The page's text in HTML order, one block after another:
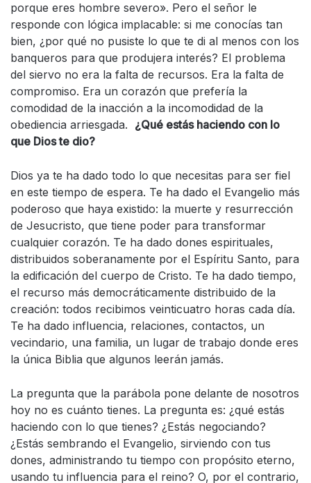
porque eres hombre severo». Pero el señor le
responde con lógica implacable: si me conocías tan
bien, ¿por qué no pusiste lo que te di al menos con los
banqueros para que produjera interés? El problema
del siervo no era la falta de recursos. Era la falta de
compromiso. Era un corazón que prefería la
comodidad de la inacción a la incomodidad de la
obediencia arriesgada. ¿Qué estás haciendo con lo
que Dios te dio?
Dios ya te ha dado todo lo que necesitas para ser fiel
en este tiempo de espera. Te ha dado el Evangelio más
poderoso que haya existido: la muerte y resurrección
de Jesucristo, que tiene poder para transformar
cualquier corazón. Te ha dado dones espirituales,
distribuidos soberanamente por el Espíritu Santo, para
la edificación del cuerpo de Cristo. Te ha dado tiempo,
el recurso más democráticamente distribuido de la
creación: todos recibimos veinticuatro horas cada día.
Te ha dado influencia, relaciones, contactos, un
vecindario, una familia, un lugar de trabajo donde eres
la única Biblia que algunos leerán jamás.
La pregunta que la parábola pone delante de nosotros
hoy no es cuánto tienes. La pregunta es: ¿qué estás
haciendo con lo que tienes? ¿Estás negociando?
¿Estás sembrando el Evangelio, sirviendo con tus
dones, administrando tu tiempo con propósito eterno,
usando tu influencia para el reino? O, por el contrario,